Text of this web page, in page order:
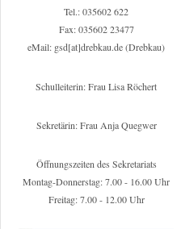
Tel.: 035602 622
Fax: 035602 23477
eMail: gsd[at]drebkau.de (Drebkau)
Schulleiterin: Frau Lisa Röchert
Sekretärin: Frau Anja Quegwer
Öffnungszeiten des Sekretariats
Montag-Donnerstag: 7.00 - 16.00 Uhr
Freitag: 7.00 - 12.00 Uhr